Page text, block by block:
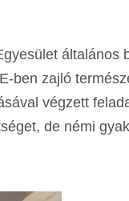
általános
ben zajló
végzett
de némi